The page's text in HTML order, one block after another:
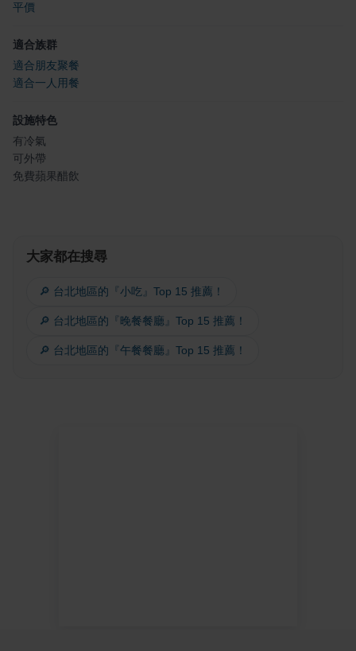
平價
適合族群
適合朋友聚餐
適合一人用餐
設施特色
有冷氣
可外帶
免費蘋果醋飲
大家都在搜尋
🔎 台北地區的『小吃』Top 15 推薦！
🔎 台北地區的『晚餐餐廳』Top 15 推薦！
🔎 台北地區的『午餐餐廳』Top 15 推薦！